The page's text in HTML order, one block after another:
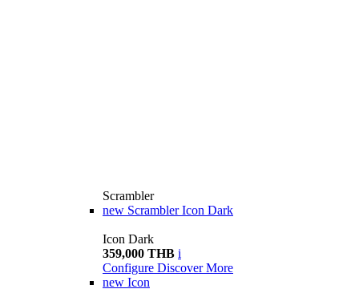
Scrambler
new Scrambler Icon Dark
Icon Dark
359,000 THB i
Configure Discover More
new Icon